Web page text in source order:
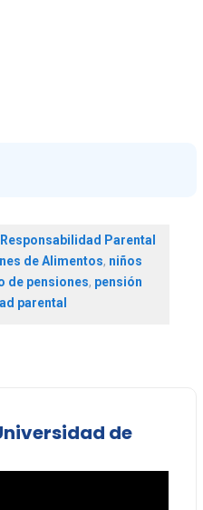
Parental
de Alimentos, niños
de pensiones, pensión
parental
de